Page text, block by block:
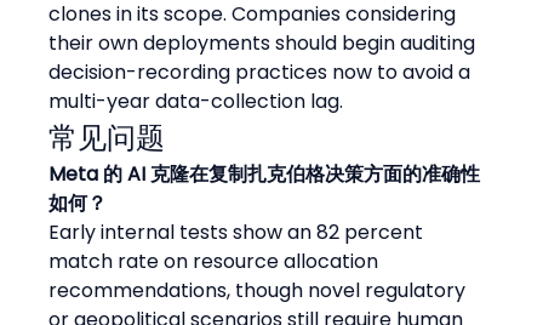
clones in its scope. Companies considering
their own deployments should begin auditing
decision-recording practices now to avoid a
multi-year data-collection lag.
常见问题
Meta 的 AI 克隆在复制扎克伯格决策方面的准确性
如何？
Early internal tests show an 82 percent
match rate on resource allocation
recommendations, though novel regulatory
or geopolitical scenarios still require human